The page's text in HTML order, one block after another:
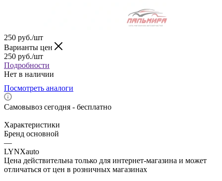
250 руб./шт
Варианты цен
250 руб./шт
Подробности
Нет в наличии
Посмотреть аналоги
Самовывоз сегодня - бесплатно
Характеристики
Бренд основной
—
LYNXauto
Цена действительна только для интернет-магазина и может
отличаться от цен в розничных магазинах